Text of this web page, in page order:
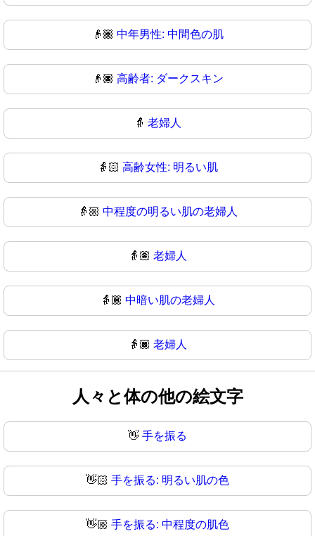
👴🏾 中年男性: 中間色の肌
👴🏿 高齢者: ダークスキン
👵 老婦人
👵🏻 高齢女性: 明るい肌
👵🏼 中程度の明るい肌の老婦人
👵🏽 老婦人
👵🏾 中暗い肌の老婦人
👵🏿 老婦人
人々と体の他の絵文字
👋 手を振る
👋🏻 手を振る: 明るい肌の色
👋🏼 手を振る: 中程度の肌色